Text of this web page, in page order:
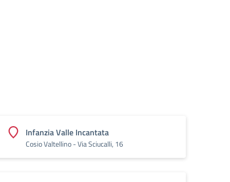
Infanzia Valle Incantata
Cosio Valtellino - Via Sciucalli, 16